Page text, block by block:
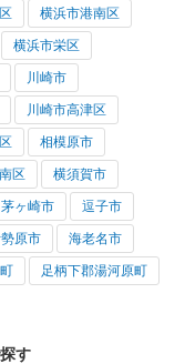
横浜市港南区
横浜市栄区
川崎市
川崎市高津区
相模原市
区 横須賀市
茅ヶ崎市 逗子市
原市 海老名市
足柄下郡湯河原町
す